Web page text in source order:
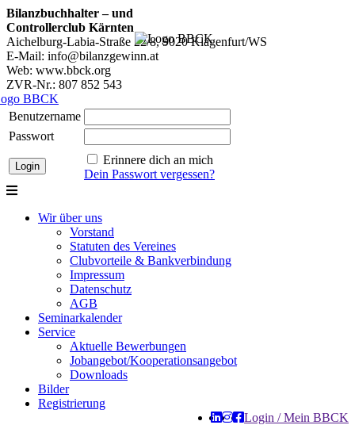
Bilanzbuchhalter – und
Controllerclub Kärnten
Aichelburg-Labia-Straße 22/8, 9020 Klagenfurt/WS
E-Mail: info@bilanzgewinn.at
Web: www.bbck.org
ZVR-Nr.: 807 852 543
Benutzername
Passwort
Erinnere dich an mich
Dein Passwort vergessen?
Wir über uns
Vorstand
Statuten des Vereines
Clubvorteile & Bankverbindung
Impressum
Datenschutz
AGB
Seminarkalender
Service
Aktuelle Bewerbungen
Jobangebot/Kooperationsangebot
Downloads
Bilder
Registrierung
Login / Mein BBCK